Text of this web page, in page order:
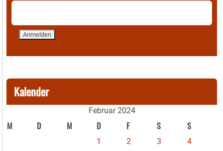
Kalender
Februar 2024
M D M D F S S
1 2 3
4